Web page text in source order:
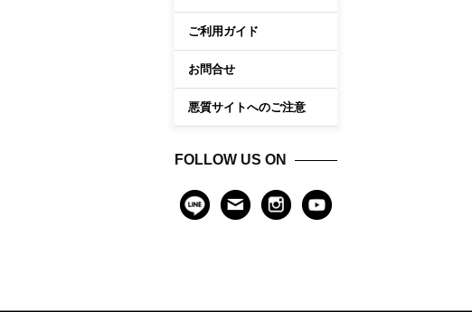
ご利用ガイド
お問合せ
悪質サイトへのご注意
FOLLOW US ON